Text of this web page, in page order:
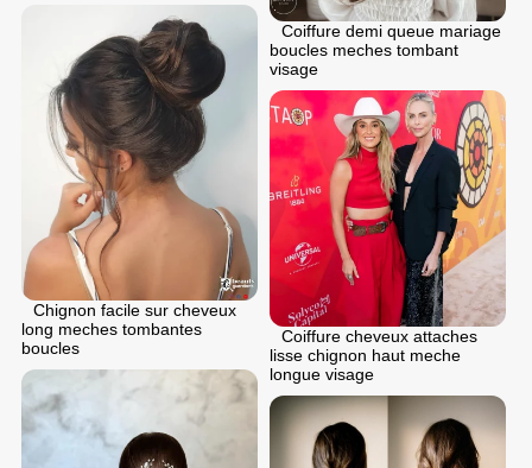
Coiffure demi queue mariage
boucles meches tombant
visage
Chignon facile sur cheveux
long meches tombantes
boucles
Coiffure cheveux attaches
lisse chignon haut meche
longue visage